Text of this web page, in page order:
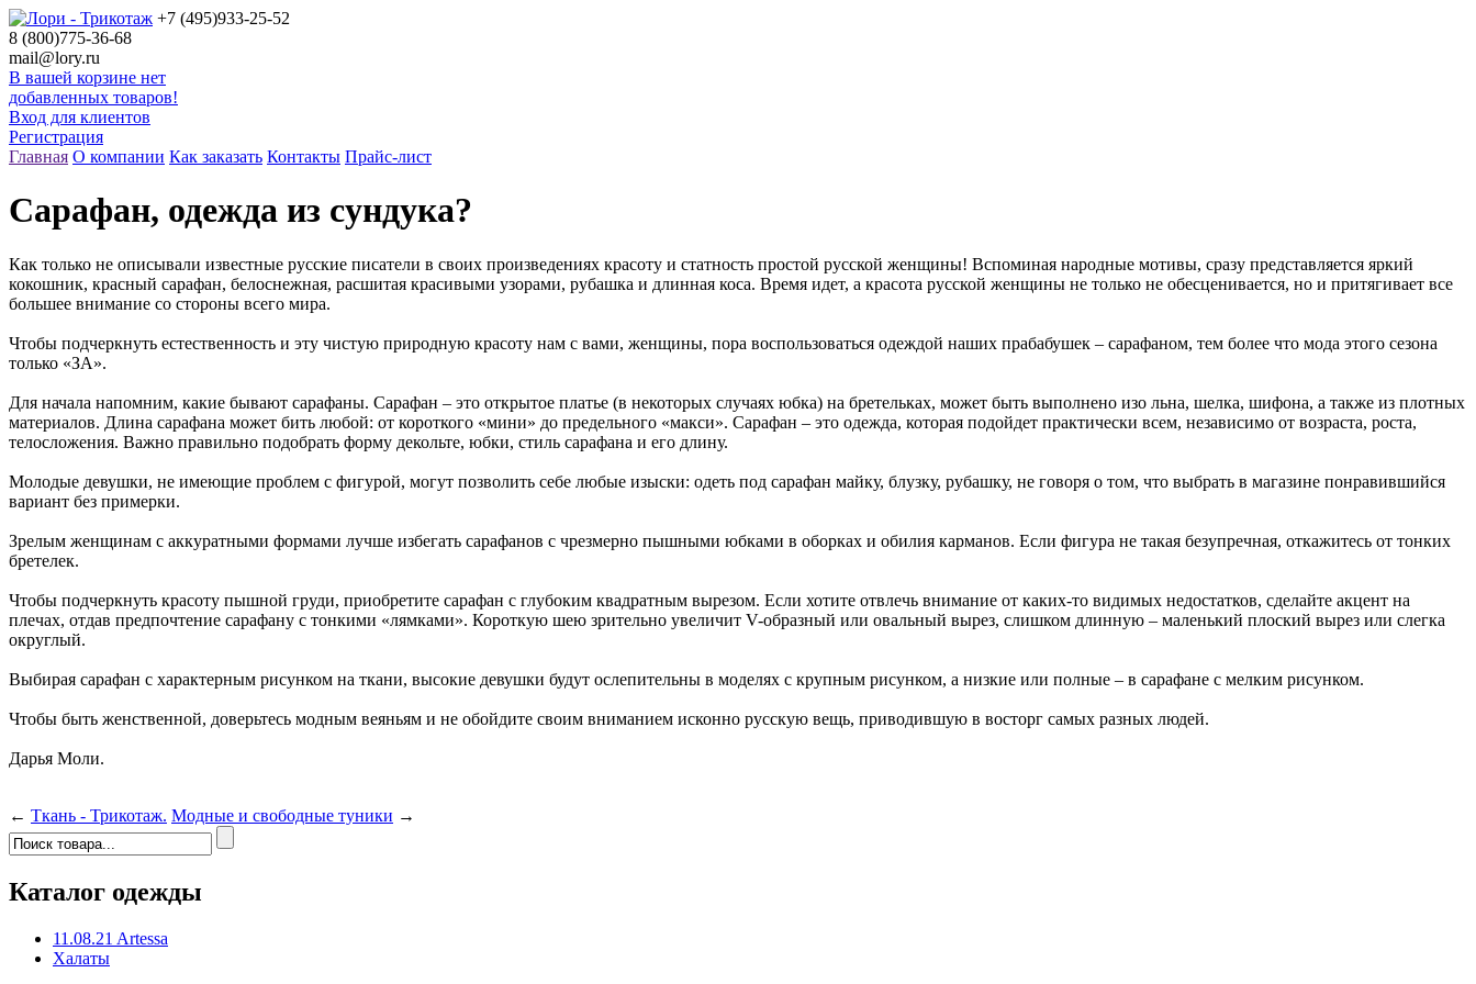
+7 (495)933-25-52
8 (800)775-36-68
mail@lory.ru
В вашей корзине нет
добавленных товаров!
Вход для клиентов
Регистрация
Главная О компании Как заказать Контакты Прайс-лист
Сарафан, одежда из сундука?
Как только не описывали известные русские писатели в своих произведениях красоту и статность простой русской женщины! Вспоминая народные мотивы, сразу представляется яркий
кокошник, красный сарафан, белоснежная, расшитая красивыми узорами, рубашка и длинная коса. Время идет, а красота русской женщины не только не обесценивается, но и притягивает все
большее внимание со стороны всего мира.
Чтобы подчеркнуть естественность и эту чистую природную красоту нам с вами, женщины, пора воспользоваться одеждой наших прабабушек – сарафаном, тем более что мода этого сезона
только «ЗА».
Для начала напомним, какие бывают сарафаны. Сарафан – это открытое платье (в некоторых случаях юбка) на бретельках, может быть выполнено изо льна, шелка, шифона, а также из плотных
материалов. Длина сарафана может бить любой: от короткого «мини» до предельного «макси». Сарафан – это одежда, которая подойдет практически всем, независимо от возраста, роста,
телосложения. Важно правильно подобрать форму декольте, юбки, стиль сарафана и его длину.
Молодые девушки, не имеющие проблем с фигурой, могут позволить себе любые изыски: одеть под сарафан майку, блузку, рубашку, не говоря о том, что выбрать в магазине понравившийся
вариант без примерки.
Зрелым женщинам с аккуратными формами лучше избегать сарафанов с чрезмерно пышными юбками в оборках и обилия карманов. Если фигура не такая безупречная, откажитесь от тонких
бретелек.
Чтобы подчеркнуть красоту пышной груди, приобретите сарафан с глубоким квадратным вырезом. Если хотите отвлечь внимание от каких-то видимых недостатков, сделайте акцент на
плечах, отдав предпочтение сарафану с тонкими «лямками». Короткую шею зрительно увеличит V-образный или овальный вырез, слишком длинную – маленький плоский вырез или слегка
округлый.
Выбирая сарафан с характерным рисунком на ткани, высокие девушки будут ослепительны в моделях с крупным рисунком, а низкие или полные – в сарафане с мелким рисунком.
Чтобы быть женственной, доверьтесь модным веяньям и не обойдите своим вниманием исконно русскую вещь, приводившую в восторг самых разных людей.
Дарья Моли.
← Ткань - Трикотаж. Модные и свободные туники →
Каталог одежды
11.08.21 Artessa
Халаты